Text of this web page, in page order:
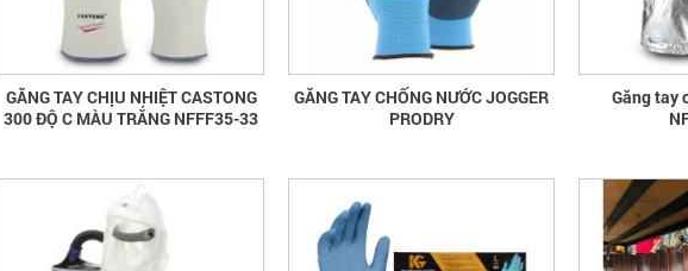
GĂNG TAY CHỊU NHIỆT CASTONG
300 ĐỘ C MÀU TRẮNG NFFF35-33
GĂNG TAY CHỐNG NƯỚC JOGGER
PRODRY
Găng tay